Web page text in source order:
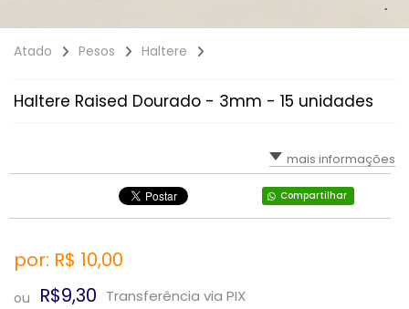
Atado Pesos Haltere
Haltere Raised Dourado - 3mm - 15 unidades
mais informações
Compartilhar
por: R$ 10,00
ou R$9,30 Transferência via PIX